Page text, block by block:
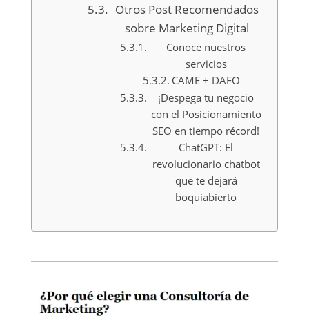
Otros Post Recomendados
sobre Marketing Digital
Conoce nuestros
servicios
CAME + DAFO
¡Despega tu negocio
con el Posicionamiento
SEO en tiempo récord!
ChatGPT: El
revolucionario chatbot
que te dejará
boquiabierto